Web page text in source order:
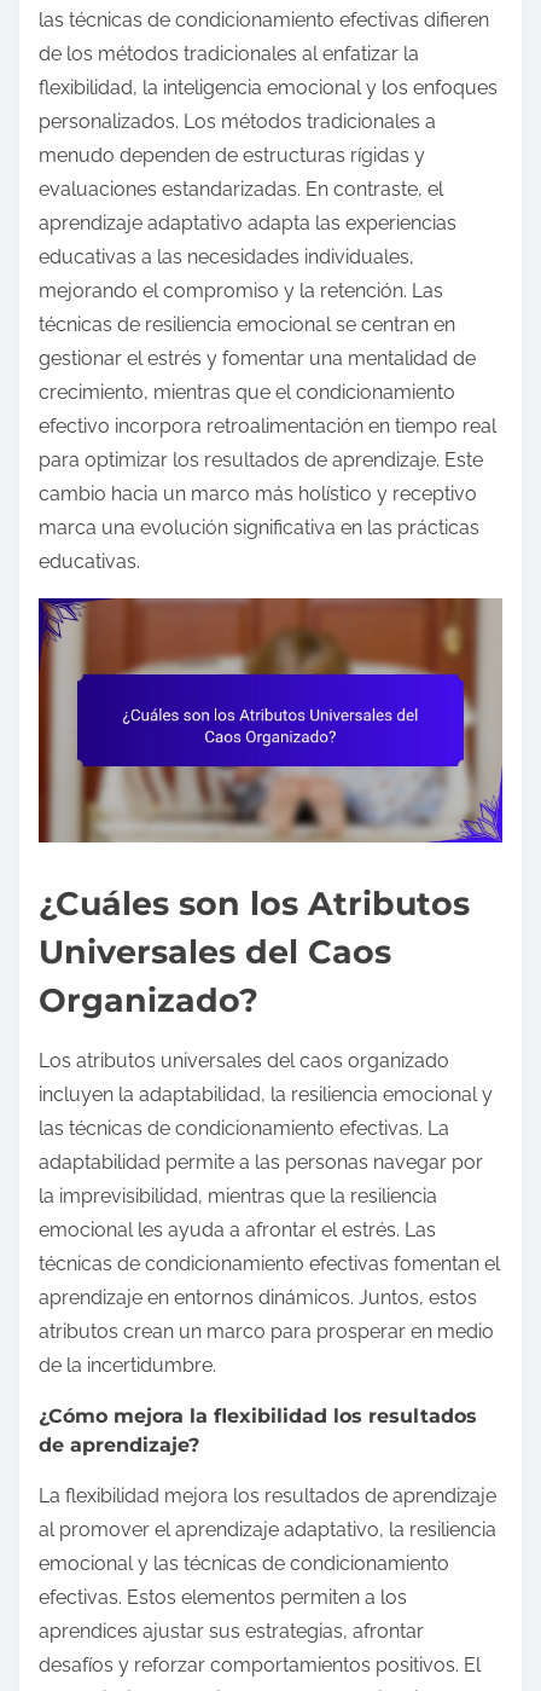
las técnicas de condicionamiento efectivas difieren
de los métodos tradicionales al enfatizar la
flexibilidad, la inteligencia emocional y los enfoques
personalizados. Los métodos tradicionales a
menudo dependen de estructuras rígidas y
evaluaciones estandarizadas. En contraste, el
aprendizaje adaptativo adapta las experiencias
educativas a las necesidades individuales,
mejorando el compromiso y la retención. Las
técnicas de resiliencia emocional se centran en
gestionar el estrés y fomentar una mentalidad de
crecimiento, mientras que el condicionamiento
efectivo incorpora retroalimentación en tiempo real
para optimizar los resultados de aprendizaje. Este
cambio hacia un marco más holístico y receptivo
marca una evolución significativa en las prácticas
educativas.
¿Cuáles son los Atributos
Universales del Caos
Organizado?
Los atributos universales del caos organizado
incluyen la adaptabilidad, la resiliencia emocional y
las técnicas de condicionamiento efectivas. La
adaptabilidad permite a las personas navegar por
la imprevisibilidad, mientras que la resiliencia
emocional les ayuda a afrontar el estrés. Las
técnicas de condicionamiento efectivas fomentan el
aprendizaje en entornos dinámicos. Juntos, estos
atributos crean un marco para prosperar en medio
de la incertidumbre.
¿Cómo mejora la flexibilidad los resultados
de aprendizaje?
La flexibilidad mejora los resultados de aprendizaje
al promover el aprendizaje adaptativo, la resiliencia
emocional y las técnicas de condicionamiento
efectivas. Estos elementos permiten a los
aprendices ajustar sus estrategias, afrontar
desafíos y reforzar comportamientos positivos. El